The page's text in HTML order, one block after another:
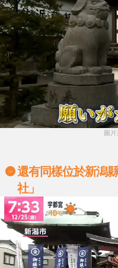
圖
還有同樣位於新潟
社」